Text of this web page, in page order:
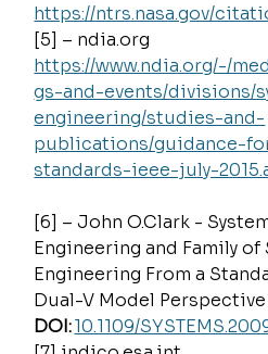
https://ntrs.nasa.gov/
[5] – ndia.org
https://www.ndia.org/-/
gs-and-events/divisions/
engineering/studies-and-
publications/guidance-
standards-ieee-july-
[6] – John O.Clark -
Engineering and Family of
Engineering From a
Dual-V Model Perspective
DOI: 10.1109/